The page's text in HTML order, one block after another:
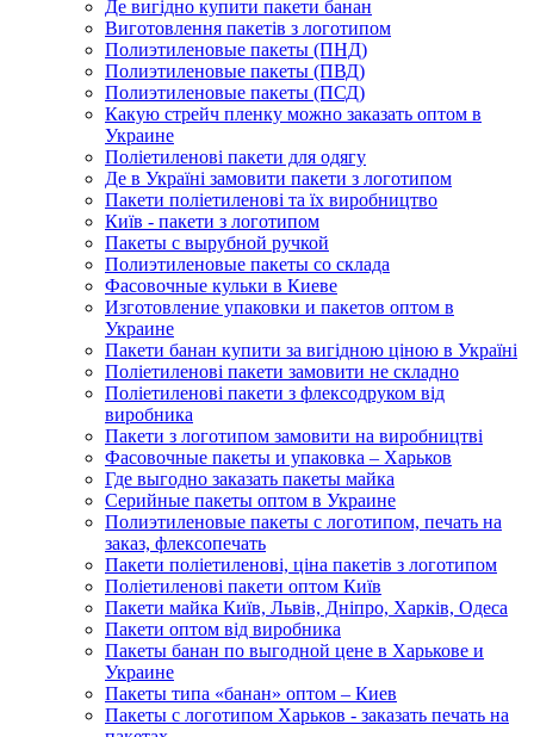
Де вигідно купити пакети банан
Виготовлення пакетів з логотипом
Полиэтиленовые пакеты (ПНД)
Полиэтиленовые пакеты (ПВД)
Полиэтиленовые пакеты (ПСД)
Какую стрейч пленку можно заказать оптом в
Украине
Поліетиленові пакети для одягу
Де в Україні замовити пакети з логотипом
Пакети поліетиленові та їх виробництво
Київ - пакети з логотипом
Пакеты с вырубной ручкой
Полиэтиленовые пакеты со склада
Фасовочные кульки в Киеве
Изготовление упаковки и пакетов оптом в
Украине
Пакети банан купити за вигідною ціною в Україні
Поліетиленові пакети замовити не складно
Поліетиленові пакети з флексодруком від
виробника
Пакети з логотипом замовити на виробництві
Фасовочные пакеты и упаковка – Харьков
Где выгодно заказать пакеты майка
Серийные пакеты оптом в Украине
Полиэтиленовые пакеты с логотипом, печать на
заказ, флексопечать
Пакети поліетиленові, ціна пакетів з логотипом
Поліетиленові пакети оптом Київ
Пакети майка Київ, Львів, Дніпро, Харків, Одеса
Пакети оптом від виробника
Пакеты банан по выгодной цене в Харькове и
Украине
Пакеты типа «банан» оптом – Киев
Пакеты с логотипом Харьков - заказать печать на